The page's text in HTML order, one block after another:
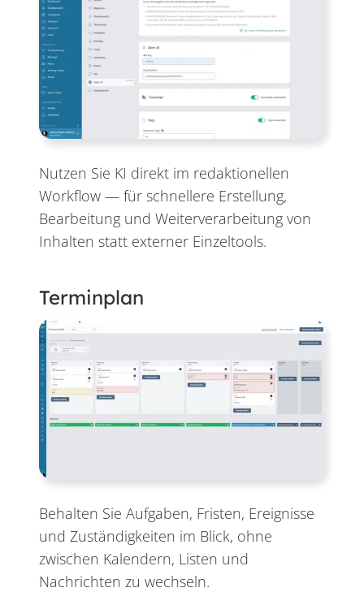
Nutzen Sie KI direkt im redaktionellen
Workflow — für schnellere Erstellung,
Bearbeitung und Weiterverarbeitung von
Inhalten statt externer Einzeltools.
Terminplan
Behalten Sie Aufgaben, Fristen, Ereignisse
und Zuständigkeiten im Blick, ohne
zwischen Kalendern, Listen und
Nachrichten zu wechseln.